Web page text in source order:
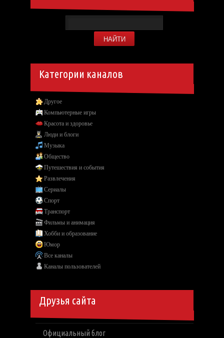
Категории каналов
Другое
Компьютерные игры
Красота и здоровье
Люди и блоги
Музыка
Общество
Путешествия и события
Развлечения
Сериалы
Спорт
Транспорт
Фильмы и анимация
Хобби и образование
Юмор
Все каналы
Каналы пользователей
Друзья сайта
Официальный блог